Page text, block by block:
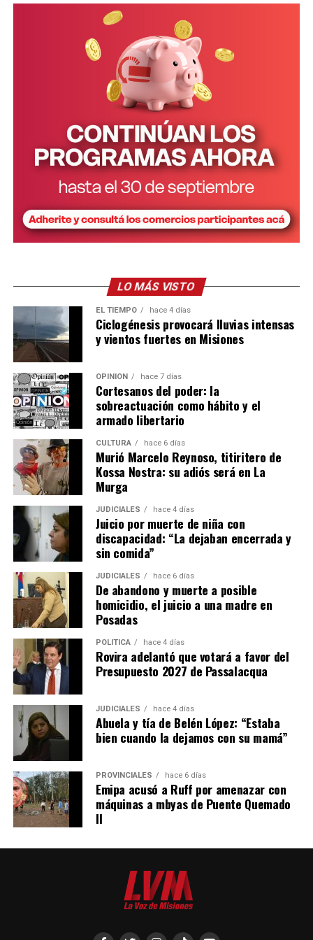
Corral junto a Passalacqua y Arrúa
propietaria del inmueble, del Consejo de Caciques,
caciques de otras comunidades mbya guaraní y un
Ver esta publicación en Instagram
Una publicación compartida por EMiPA (@emipaok)
LO MÁS VISTO
EL TIEMPO hace 4 días
Ciclogénesis provocará lluvias intensas
y vientos fuertes en Misiones
OPINIÓN hace 7 días
Cortesanos del poder: la
sobreactuación como hábito y el
armado libertario
CULTURA hace 6 días
Murió Marcelo Reynoso, titiritero de
Kossa Nostra: su adiós será en La
Murga
JUDICIALES hace 4 días
Juicio por muerte de niña con
discapacidad: “La dejaban encerrada y
sin comida”
JUDICIALES hace 6 días
De abandono y muerte a posible
homicidio, el juicio a una madre en
Posadas
POLÍTICA hace 4 días
Rovira adelantó que votará a favor del
Presupuesto 2027 de Passalacqua
JUDICIALES hace 4 días
Abuela y tía de Belén López: “Estaba
bien cuando la dejamos con su mamá”
PROVINCIALES hace 6 días
Emipa acusó a Ruff por amenazar con
máquinas a mbyas de Puente Quemado
II